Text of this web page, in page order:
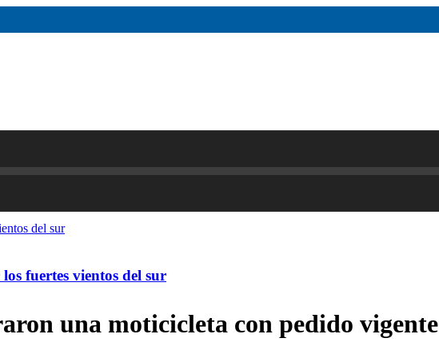
fuertes vientos del sur
una moticicleta con pedido vigente